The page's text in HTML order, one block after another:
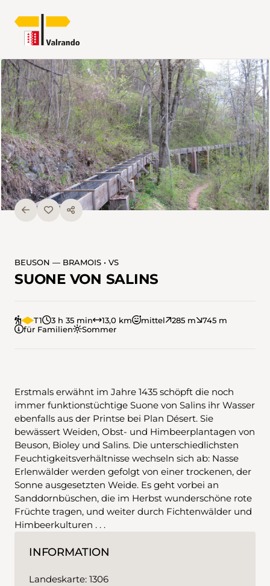
BEUSON — BRAMOIS • VS
SUONE VON SALINS
T1 3 h 35 min 13,0 km mittel 285 m
745 m
für Familien
Sommer
Erstmals erwähnt im Jahre 1435 schöpft die noch
immer funktionstüchtige Suone von Salins ihr Wasser
ebenfalls aus der Printse bei Plan Désert. Sie
bewässert Weiden, Obst- und Himbeerplantagen von
Beuson, Bioley und Salins. Die unterschiedlichsten
Feuchtigkeitsverhältnisse wechseln sich ab: Nasse
Erlenwälder werden gefolgt von einer trockenen, der
Sonne ausgesetzten Weide. Es geht vorbei an
Sanddornbüschen, die im Herbst wunderschöne rote
Früchte tragen, und weiter durch Fichtenwälder und
Himbeerkulturen . . .
INFORMATION
Landeskarte: 1306